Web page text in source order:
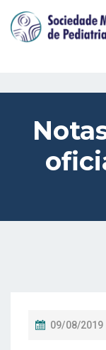
P
09/08/2019